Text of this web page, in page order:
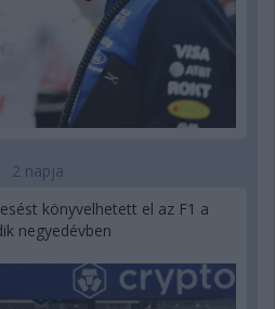
2 napja
könyvelhetett el az F1 a
negyedévben